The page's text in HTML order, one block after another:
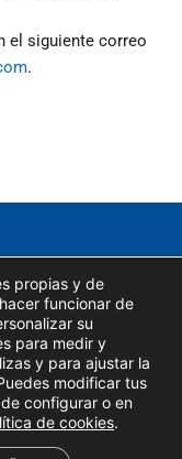
el siguiente correo
.
Nanta
propias y de
funcionar de
su
para medir y
y para ajustar la
modificar tus
configurar o en
de cookies.